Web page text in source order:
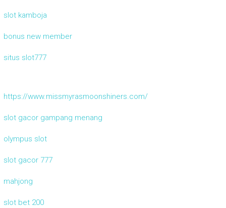
slot kamboja
bonus new member
situs slot777
https://www.missmyrasmoonshiners.com/
slot gacor gampang menang
olympus slot
slot gacor 777
mahjong
slot bet 200